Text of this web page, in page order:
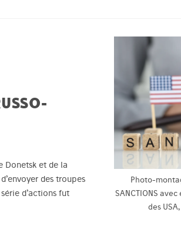
Donetsk et de la
des troupes
d’actions fut
Photo-
SANCTIONS
des